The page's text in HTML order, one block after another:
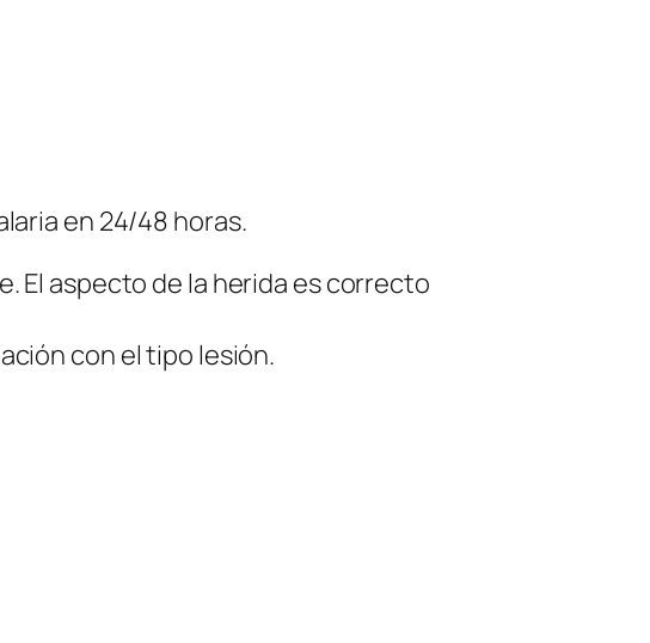
en 24/48 horas.
El aspecto de la herida es correcto
con el tipo lesión.